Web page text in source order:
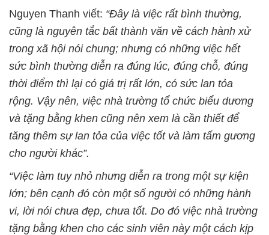
Nguyen Thanh viết: “Đây là việc rất bình thường,
cũng là nguyên tắc bất thành văn về cách hành xử
trong xã hội nói chung; nhưng có những việc hết
sức bình thường diễn ra đúng lúc, đúng chỗ, đúng
thời điểm thì lại có giá trị rất lớn, có sức lan tỏa
rộng. Vậy nên, việc nhà trường tổ chức biểu dương
và tặng bằng khen cũng nên xem là cần thiết để
tăng thêm sự lan tỏa của việc tốt và làm tấm gương
cho người khác”.
“Việc làm tuy nhỏ nhưng diễn ra trong một sự kiện
lớn; bên cạnh đó còn một số người có những hành
vi, lời nói chưa đẹp, chưa tốt. Do đó việc nhà trường
tặng bằng khen cho các sinh viên này một cách kịp